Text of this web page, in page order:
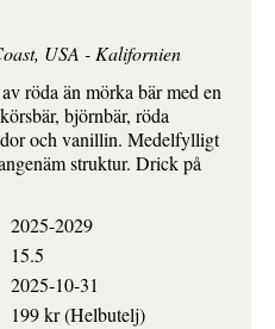
USA - Kalifornien
röda än mörka bär med en
björnbär, röda
och vanillin. Medelfylligt
struktur. Drick på
2025-2029
15.5
2025-10-31
199 kr (Helbutelj)